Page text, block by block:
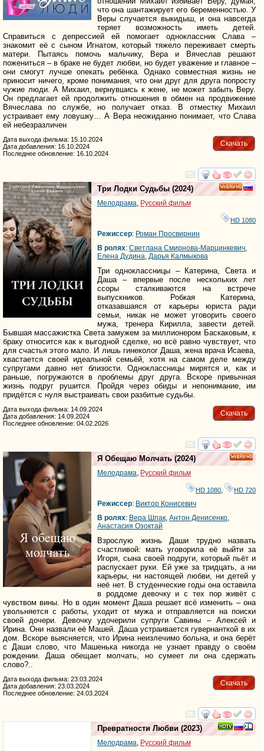
что она шантажирует его беременностью. У
Веры случается выкидыш, и она навсегда
теряет возможность иметь детей.
Справиться с депрессией ей помогает одноклассник Слава –
знакомит её с сыном Игнатом, который тяжело переживает смерть
матери. Пытаясь помочь мальчику, Вера и Вячеслав решают
пожениться – в браке не будет любви, но будет уважение и главное –
они смогут лучше опекать ребёнка. Однако совместная жизнь не
приносит ничего, кроме понимания, что они друг для друга попросту
чужие люди. А Михаил, вернувшись к жене, не может забыть Веру.
Он предлагает ей продолжить отношения в обмен на продвижение
Вячеслава по службе, но получает отказ. В отместку Михаил
устраивает ему ловушку… А Вера неожиданно понимает, что Слава
ей небезразличен
Скачать
Дата выхода фильма: 15.10.2024
Дата добавления: 16.10.2024
Последнее обновление: 16.10.2024
смотреть
HD
Три Лодки Судьбы (2024)
Мелодрама, Русский фильм
HD 1080
Режиссер: Роман Просвирнин
В ролях: Светлана Смирнова-Марцинкевич,
Елена Дудина, Дарья Калмыкова
Три одноклассницы – Катерина, Света и
Даша – впервые после нескольких лет
ссоры сталкиваются на встрече
выпускников. Робкая Катерина,
отказавшаяся от карьеры юриста ради
семьи, никак не может уговорить своего
мужа, тренера Кирилла, завести детей.
Бывшая массажистка Света замужем за миллионером Баскаковым, к
браку относится как к выгодной сделке, но всё равно чувствует, что
для счастья этого мало. И лишь гинеколог Даша, жена врача Исаева,
хвастается своей идеальной семьёй, хотя на самом деле между
супругами давно нет близости. Одноклассницы мирятся и, как и
раньше, погружаются в проблемы друг друга. Вскоре привычная
жизнь подруг рушится. Пройдя через обиды и непонимание, им
придётся с нуля выстраивать свои разбитые судьбы.
Скачать
Дата выхода фильма: 14.09.2024
Дата добавления: 14.09.2024
Последнее обновление: 04.02.2026
смотреть
HD
Я Обещаю Молчать (2024)
Мелодрама, Русский фильм
HD 1080 HD 720
Режиссер: Виктор Конисевич
В ролях: Вера Шпак, Антон Денисенко,
Анастасия Озоктай
Взрослую жизнь Даши трудно назвать
счастливой: мать уговорила её выйти за
Игоря, сына своей подруги, который пьёт и
распускает руки. Ей уже за тридцать, а ни
карьеры, ни настоящей любви, ни детей у
неё нет. В студенческие годы она оставила
в роддоме девочку и с тех пор живёт с
чувством вины. Но в один момент Даша решает всё изменить – она
увольняется с работы, уходит от мужа и отправляется на поиски
своей дочери. Девочку удочерили супруги Савины – Алексей и
Ирина. Они назвали её Машей. Даша устраивается гувернанткой в их
дом. Вскоре выясняется, что Ирина неизлечимо больна, и она берёт
с Даши слово, что Машенька никогда не узнает правду о своём
рождении. Даша обещает молчать, но сумеет ли она сдержать
слово?..
Скачать
Дата выхода фильма: 23.03.2024
Дата добавления: 23.03.2024
Последнее обновление: 24.03.2024
смотреть
Превратности Любви (2023)
Мелодрама Русский фильм